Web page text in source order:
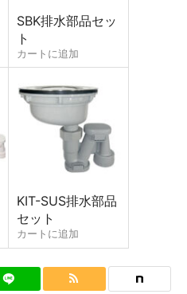
SBK排水部品セッ
ト
カートに追加
KIT-SUS排水部品
セット
カートに追加